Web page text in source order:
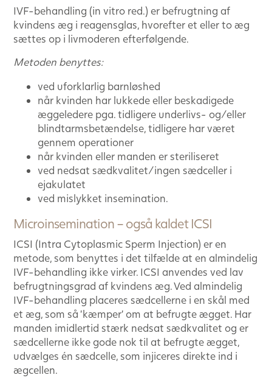
IVF-behandling (in vitro red.) er befrugtning af
kvindens æg i reagensglas, hvorefter et eller to æg
sættes op i livmoderen efterfølgende.
Metoden benyttes:
ved uforklarlig barnløshed
når kvinden har lukkede eller beskadigede
æggeledere pga. tidligere underlivs- og/eller
blindtarmsbetændelse, tidligere har været
gennem operationer
når kvinden eller manden er steriliseret
ved nedsat sædkvalitet/ingen sædceller i
ejakulatet
ved mislykket insemination.
Microinsemination – også kaldet ICSI
ICSI (Intra Cytoplasmic Sperm Injection) er en
metode, som benyttes i det tilfælde at en almindelig
IVF-behandling ikke virker. ICSI anvendes ved lav
befrugtningsgrad af kvindens æg. Ved almindelig
IVF-behandling placeres sædcellerne i en skål med
et æg, som så ’kæmper’ om at befrugte ægget. Har
manden imidlertid stærk nedsat sædkvalitet og er
sædcellerne ikke gode nok til at befrugte ægget,
udvælges én sædcelle, som injiceres direkte ind i
ægcellen.